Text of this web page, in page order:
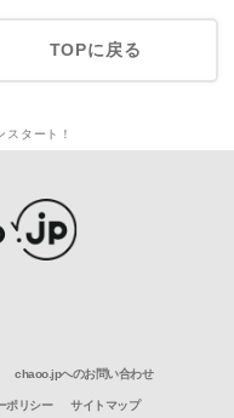
TOPに戻る
タート！
chaoo.jpへのお問い合わせ
ポリシー サイトマップ